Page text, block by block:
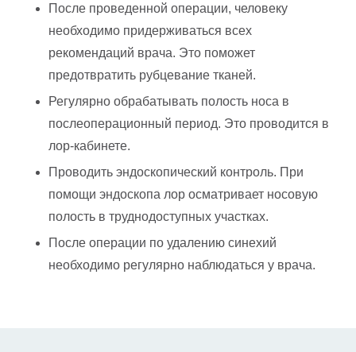
После проведенной операции, человеку
необходимо придерживаться всех
рекомендаций врача. Это поможет
предотвратить рубцевание тканей.
Регулярно обрабатывать полость носа в
послеоперационный период. Это проводится в
лор-кабинете.
Проводить эндоскопический контроль. При
помощи эндоскопа лор осматривает носовую
полость в труднодоступных участках.
После операции по удалению синехий
необходимо регулярно наблюдаться у врача.